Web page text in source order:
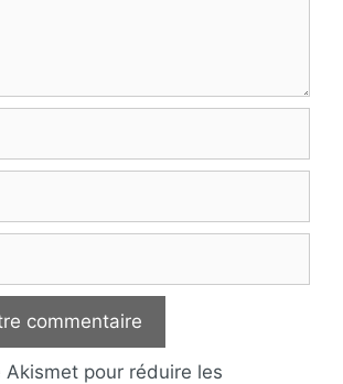
Akismet pour réduire les